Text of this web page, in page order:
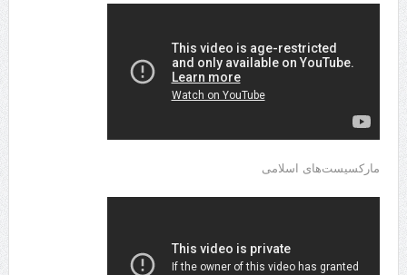
مارکسیست‌های اسلامی